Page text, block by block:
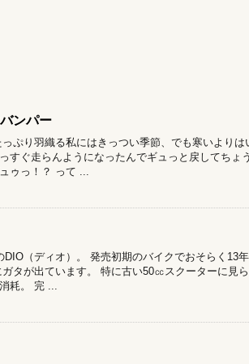
ンパー
ぷり羽織る私にはきっつい季節、でも寒いより
すぐ走らんようになったんでギュっと戻してちょ
ゥっ！？ って ...
（ディオ）。 発売初期のバイクでおそらく13
タが出ています。 特に古い50㏄スクーターに見
耗。 完 ...